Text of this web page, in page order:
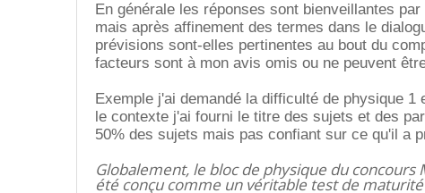
En générale les réponses sont bienveillantes
mais après affinement des termes dans le
prévisions sont-elles pertinentes au bout du
facteurs sont à mon avis omis ou ne peuvent
Exemple j'ai demandé la difficulté de physique
le contexte j'ai fourni le titre des sujets et des
50% des sujets mais pas confiant sur ce qu'il a
Globalement, le bloc de physique du concours
été conçu comme un véritable test de